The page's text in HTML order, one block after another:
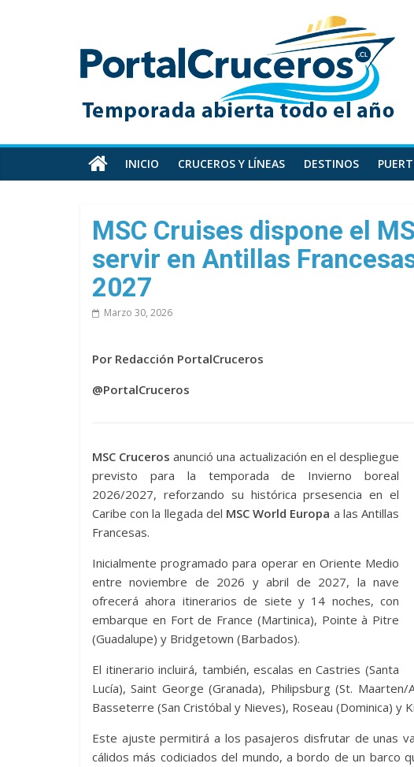
PortalCruceros
Toda
información
cruceros
en
un
sitio
INICIO CRUCEROS Y LÍNEAS DESTINOS
MSC Cruises dispone el
servir en Antillas
2027
Marzo 30, 2026
Por Redacción PortalCruceros
@PortalCruceros
MSC Cruceros anunció una actualización en el despliegue
previsto para la temporada de Invierno boreal
2026/2027, reforzando su histórica prsesencia en el
Caribe con la llegada del MSC World Europa a las Antillas
Francesas.
Inicialmente programado para operar en Oriente Medio
entre noviembre de 2026 y abril de 2027, la nave
ofrecerá ahora itinerarios de siete y 14 noches, con
embarque en Fort de France (Martinica), Pointe à Pitre
(Guadalupe) y Bridgetown (Barbados).
El itinerario incluirá, también, escalas en Castries (Santa
Lucía), Saint George (Granada), Philipsburg (St.
Basseterre (San Cristóbal y Nieves), Roseau (Dominica) y
Este ajuste permitirá a los pasajeros disfrutar de unas
cálidos más codiciados del mundo, a bordo de un barco